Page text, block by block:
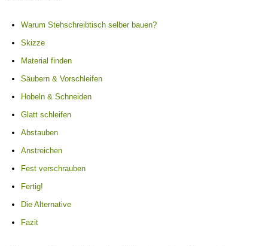
Warum Stehschreibtisch selber bauen?
Skizze
Material finden
Säubern & Vorschleifen
Hobeln & Schneiden
Glatt schleifen
Abstauben
Anstreichen
Fest verschrauben
Fertig!
Die Alternative
Fazit